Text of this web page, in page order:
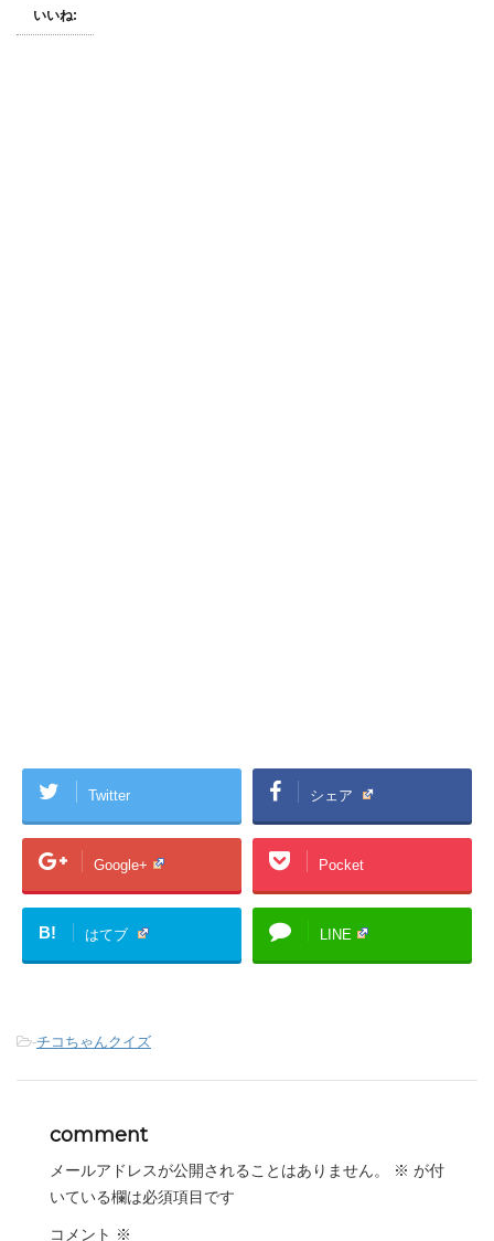
いいね:
Twitter シェア
Google+ Pocket
B! はてブ LINE
-チコちゃんクイズ
comment
メールアドレスが公開されることはありません。 ※ が付
いている欄は必須項目です
コメント ※